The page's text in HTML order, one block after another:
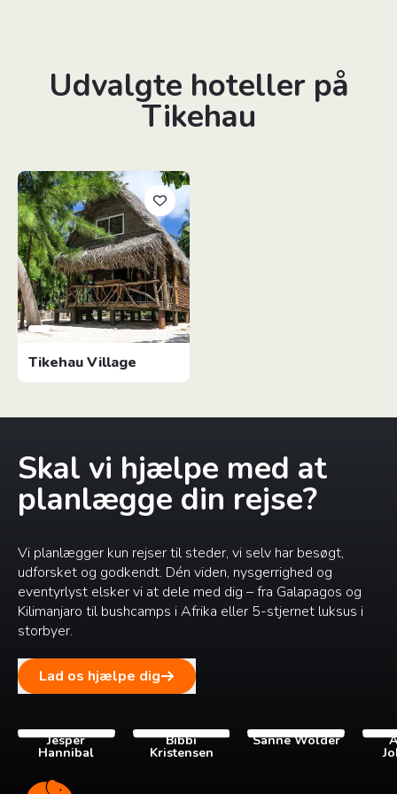
Udvalgte hoteller på
Tikehau
Tikehau Village
Skal vi hjælpe med at
planlægge din rejse?
Vi planlægger kun rejser til steder, vi selv har besøgt,
udforsket og godkendt. Dén viden, nysgerrighed og
eventyrlyst elsker vi at dele med dig – fra Galapagos og
Kilimanjaro til bushcamps i Afrika eller 5-stjernet luksus i
storbyer.
Lad os hjælpe dig
Jesper
Hannibal
Bibbi
Kristensen
Sanne Wolder